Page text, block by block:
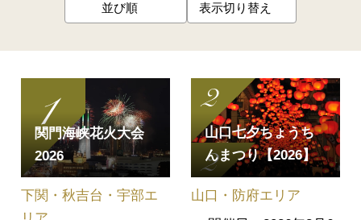
並び順 表示切り替え
関門海峡花火大会
2026
下関・秋吉台・宇部エ
山口七夕ちょうち
んまつり【2026】
山口・防府エリア